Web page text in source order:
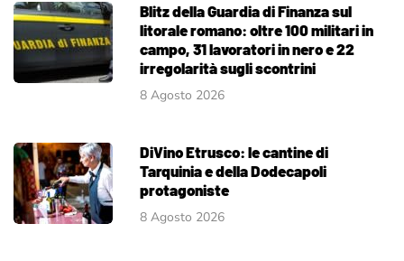
Blitz della Guardia di Finanza sul
litorale romano: oltre 100 militari in
campo, 31 lavoratori in nero e 22
irregolarità sugli scontrini
8 Agosto 2026
DiVino Etrusco: le cantine di
Tarquinia e della Dodecapoli
protagoniste
8 Agosto 2026